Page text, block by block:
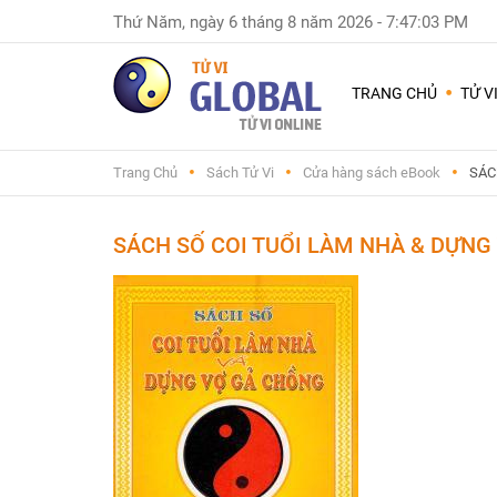
Thứ Năm, ngày 6 tháng 8 năm 2026 - 7:47:04 PM
TRANG CHỦ TỬ VI
Trang Chủ Sách Tử Vi Cửa hàng sách eBook
SÁCH SỐ COI TUỔI LÀM NHÀ &
Dùng
Nam